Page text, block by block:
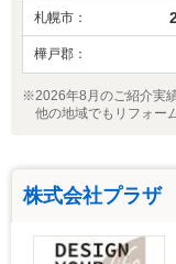
札幌市
樺戸郡
※2026年8月のご紹介実績
他の地域でもリフォー
株式会社プラザ